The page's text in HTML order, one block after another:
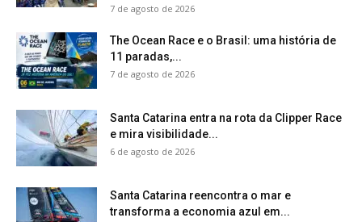
7 de agosto de 2026
The Ocean Race e o Brasil: uma história de
11 paradas,...
7 de agosto de 2026
Santa Catarina entra na rota da Clipper Race
e mira visibilidade...
6 de agosto de 2026
Santa Catarina reencontra o mar e
transforma a economia azul em...